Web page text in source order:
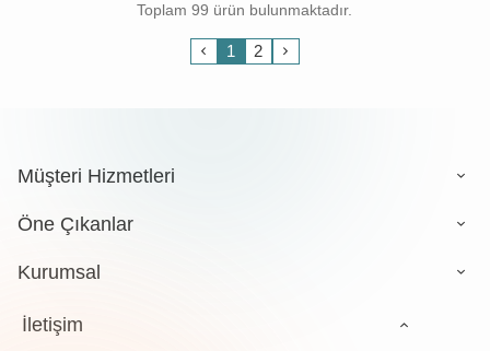
Toplam 99 ürün bulunmaktadır.
1 2
Müşteri Hizmetleri
Öne Çıkanlar
Kurumsal
İletişim